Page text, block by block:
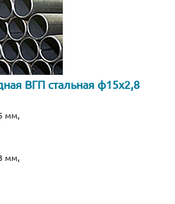
ВГП стальная ф15х2,8
мм,
мм,